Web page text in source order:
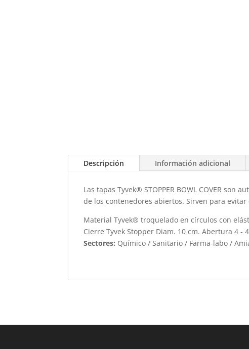
Descripción Información adicional
Las tapas Tyvek® STOPPER BOWL COVER
de los contenedores abiertos. Sirven para
Material Tyvek® troquelado en círculos con
Cierre Tyvek Stopper Diam. 10 cm. Abertura 4 -
Sectores: Químico / Sanitario / Farma-labo /